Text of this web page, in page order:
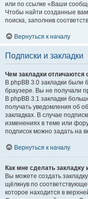
или по ссылке «Ваши
Чтобы найти созданные
поиска, заполнив
Вернуться к началу
Подписки и закладки
Чем закладки отличаются
В phpBB 3.0 закладки были
браузере. Вы не получали
В phpBB 3.1 закладки
получать уведомления об
закладках. В случае
изменениях в теме или
подписок можно задать на
Вернуться к началу
Как мне сделать
Вы можете создать
щёлкнув по
которое находится в